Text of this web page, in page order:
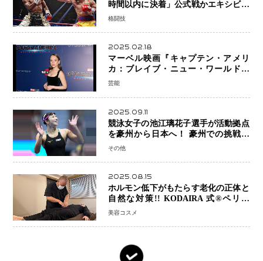
時間以内に決着」公式戦かエキシビシ
ョンか混迷続く
格闘技
2025.02.18
マーベル映画『キャプテン・アメリ
カ：ブレイブ・ニュー・ワールド』
新ブラック・ウィドウ役のシラ・ハー
芸能
2025.09.11
競泳女子の池江璃花子選手が活動拠点
を豪州から日本へ！ 豪州での挑戦を
糧に、28年ロサンゼルス五輪へ再始動
その他
2025.08.15
ホルモン低下がもたらす老化の正体と
自然な対策!! KODAIRA 式®ペリネ
（骨盤底筋）ケア
美容コスメ